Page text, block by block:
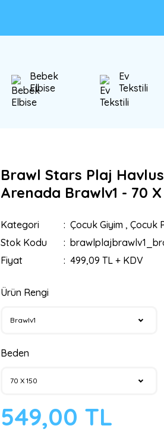
Bebek
Elbise
Ev
Tekstili
Brawl Stars Plaj
Arenada Brawlv1 - 70 X
Kategori Çocuk Giyim , Çocuk
Stok Kodu
Fiyat
499,09 TL + KDV
Ürün Rengi
Beden
549,00 TL